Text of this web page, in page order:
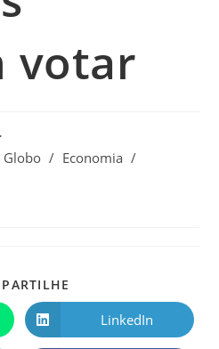
votar
Globo / Economia /
LinkedIn